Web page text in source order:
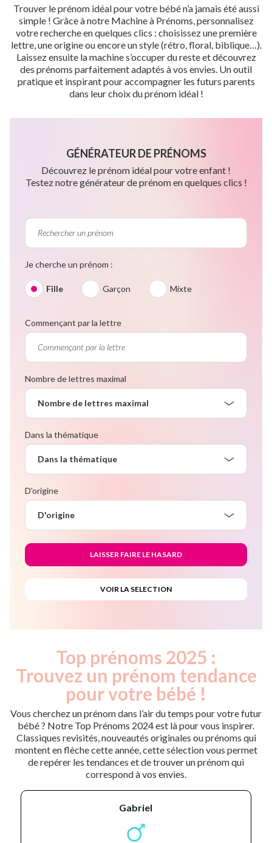
Trouver le prénom idéal pour votre bébé n’a jamais été aussi
simple ! Grâce à notre Machine à Prénoms, personnalisez
votre recherche en quelques clics : choisissez une première
lettre, une origine ou encore un style (rétro, floral, biblique…).
Laissez ensuite la machine s’occuper du reste et découvrez
des prénoms parfaitement adaptés à vos envies. Un outil
pratique et inspirant pour accompagner les futurs parents
dans leur choix du prénom idéal !
GÉNÉRATEUR DE PRÉNOMS
Découvrez le prénom idéal pour votre enfant !
Testez notre générateur de prénom en quelques clics !
Je cherche un prénom :
Fille Garçon Mixte
Commençant par la lettre
Nombre de lettres maximal
Nombre de lettres maximal
Dans la thématique
Dans la thématique
D'origine
D'origine
Top prénoms 2025 :
Trouvez un prénom tendance
pour votre bébé !
Vous cherchez un prénom dans l’air du temps pour votre futur
bébé ? Notre Top Prénoms 2024 est là pour vous inspirer.
Classiques revisités, nouveautés originales ou prénoms qui
montent en flèche cette année, cette sélection vous permet
de repérer les tendances et de trouver un prénom qui
correspond à vos envies.
gabriel